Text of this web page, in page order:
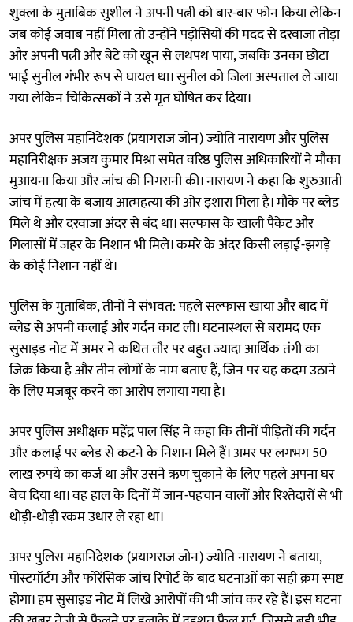
शुक्ला के मुताबिक सुशील ने अपनी पत्नी को बार-बार फोन किया लेकिन
जब कोई जवाब नहीं मिला तो उन्होंने पड़ोसियों की मदद से दरवाजा तोड़ा
और अपनी पत्नी और बेटे को खून से लथपथ पाया, जबकि उनका छोटा
भाई सुनील गंभीर रूप से घायल था। सुनील को जिला अस्पताल ले जाया
गया लेकिन चिकित्सकों ने उसे मृत घोषित कर दिया।
अपर पुलिस महानिदेशक (प्रयागराज जोन) ज्योति नारायण और पुलिस
महानिरीक्षक अजय कुमार मिश्रा समेत वरिष्ठ पुलिस अधिकारियों ने मौका
मुआयना किया और जांच की निगरानी की। नारायण ने कहा कि शुरुआती
जांच में हत्या के बजाय आत्महत्या की ओर इशारा मिला है। मौके पर ब्लेड
मिले थे और दरवाजा अंदर से बंद था। सल्फास के खाली पैकेट और
गिलासों में जहर के निशान भी मिले। कमरे के अंदर किसी लड़ाई-झगड़े
के कोई निशान नहीं थे।
पुलिस के मुताबिक, तीनों ने संभवत: पहले सल्फास खाया और बाद में
ब्लेड से अपनी कलाई और गर्दन काट ली। घटनास्थल से बरामद एक
सुसाइड नोट में अमर ने कथित तौर पर बहुत ज्यादा आर्थिक तंगी का
जिक्र किया है और तीन लोगों के नाम बताए हैं, जिन पर यह कदम उठाने
के लिए मजबूर करने का आरोप लगाया गया है।
अपर पुलिस अधीक्षक महेंद्र पाल सिंह ने कहा कि तीनों पीड़ितों की गर्दन
और कलाई पर ब्लेड से कटने के निशान मिले हैं। अमर पर लगभग 50
लाख रुपये का कर्ज था और उसने ऋण चुकाने के लिए पहले अपना घर
बेच दिया था। वह हाल के दिनों में जान-पहचान वालों और रिश्तेदारों से भी
थोड़ी-थोड़ी रकम उधार ले रहा था।
अपर पुलिस महानिदेशक (प्रयागराज जोन) ज्योति नारायण ने बताया,
पोस्टमॉर्टम और फोरेंसिक जांच रिपोर्ट के बाद घटनाओं का सही क्रम स्पष्ट
होगा। हम सुसाइड नोट में लिखे आरोपों की भी जांच कर रहे हैं। इस घटना